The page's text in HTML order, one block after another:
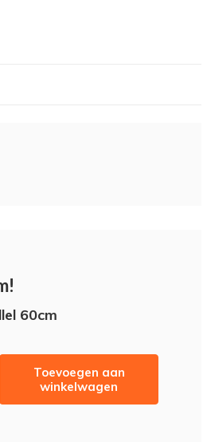
60cm
Toevoegen aan
winkelwagen